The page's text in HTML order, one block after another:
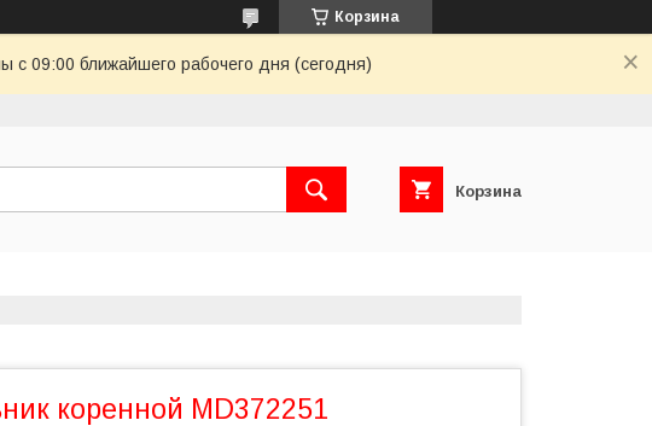
Корзина
с 09:00 ближайшего рабочего дня (сегодня)
Корзина
коренной MD372251